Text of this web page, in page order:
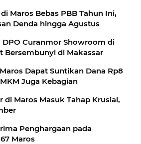
Maros Bebas PBB Tahun Ini,
Denda hingga Agustus
DPO Curanmor Showroom di
Bersembunyi di Makassar
Dapat Suntikan Dana Rp8
Juga Kebagian
di Maros Masuk Tahap Krusial,
Penghargaan pada
Maros